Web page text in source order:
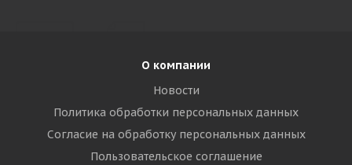
О компании
Новости
Политика обработки персональных данных
Согласие на обработку персональных данных
Пользовательское соглашение